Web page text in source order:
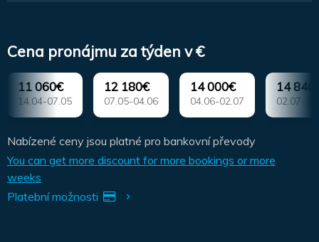
Cena pronájmu za týden v €
11 060€
14.04-07.05
12 180€
07.05-04.06
14 000€
04.06-02.07
14
02.07-
Nabízené ceny jsou platné pro bankovní převody
You can get more discount for more bookings or more
weeks
Platební možnosti